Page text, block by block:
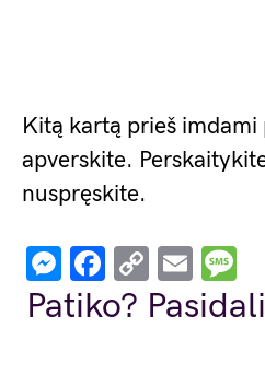
Kitą kartą prieš
apverskite.
nuspręskite.
Messenger
Facebook
Copy
Link
Email
Patiko?